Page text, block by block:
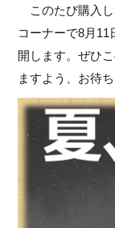
このたび購入し
コーナーで8月11
開します。ぜひ
ますよう、お待